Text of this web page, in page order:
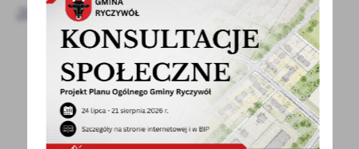
aktualności
07 - 09 - 2021
OBWIESZCZENIE O WYŁOŻENIU DO
PUBLICZNEGO WGLĄDU PROJEKTU MPZP